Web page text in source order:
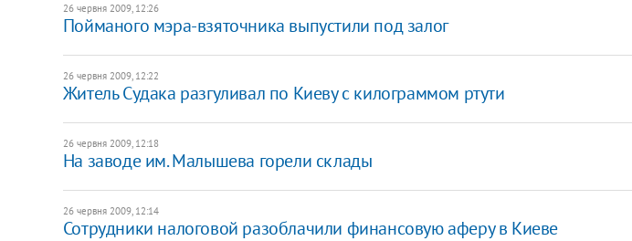
26 червня 2009, 12:26
Пойманого мэра-взяточника выпустили под залог
26 червня 2009, 12:22
Житель Судака разгуливал по Киеву с килограммом ртути
26 червня 2009, 12:18
На заводе им. Малышева горели склады
26 червня 2009, 12:14
Сотрудники налоговой разоблачили финансовую аферу в Киеве